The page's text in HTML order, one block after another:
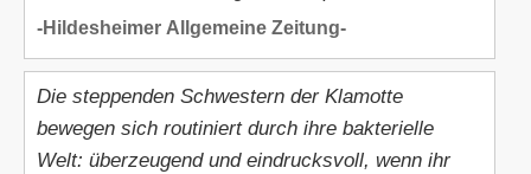
-Hildesheimer Allgemeine Zeitung-
Die steppenden Schwestern der Klamotte
bewegen sich routiniert durch ihre bakterielle
Welt: überzeugend und eindrucksvoll, wenn ihr